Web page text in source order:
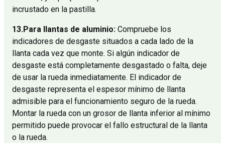
incrustado en la pastilla.
13.Para llantas de aluminio: Compruebe los
indicadores de desgaste situados a cada lado de la
llanta cada vez que monte. Si algún indicador de
desgaste está completamente desgastado o falta, deje
de usar la rueda inmediatamente. El indicador de
desgaste representa el espesor mínimo de llanta
admisible para el funcionamiento seguro de la rueda.
Montar la rueda con un grosor de llanta inferior al mínimo
permitido puede provocar el fallo estructural de la llanta
o la rueda.